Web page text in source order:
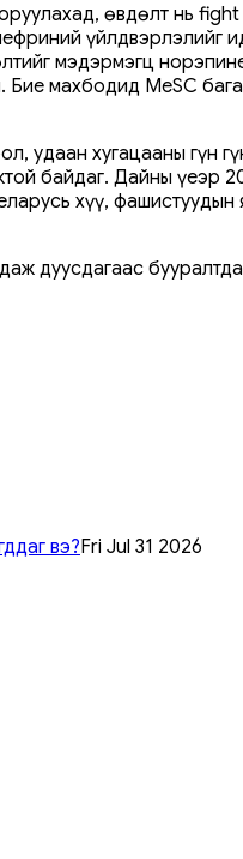
өвдөлт нь
үйлдвэрлэлийг
мэдэрмэгц
махбодид MeSC
удаан хугацааны гүн
байдаг. Дайны үеэр
хүү, фашистуудын
дуусдагаас
вэ?Fri Jul 31 2026